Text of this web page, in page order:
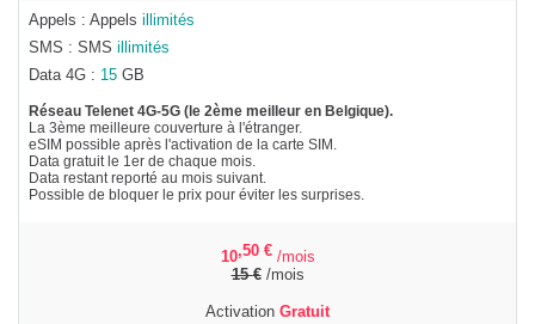
Appels : Appels illimités
SMS : SMS illimités
Data 4G : 15 GB
Réseau Telenet 4G-5G (le 2ème meilleur en Belgique).
La 3ème meilleure couverture à l'étranger.
eSIM possible après l'activation de la carte SIM.
Data gratuit le 1er de chaque mois.
Data restant reporté au mois suivant.
Possible de bloquer le prix pour éviter les surprises.
10,50 € /mois
15€/mois
Activation Gratuit